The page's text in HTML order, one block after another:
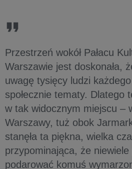
Przestrzeń wokół Pałacu
Warszawie jest doskonała,
uwagę tysięcy ludzi
społecznie tematy. Dlatego
w tak widocznym miejscu –
Warszawy, tuż obok
stanęła ta piękna, wielka
przypominająca, że
podarować komuś